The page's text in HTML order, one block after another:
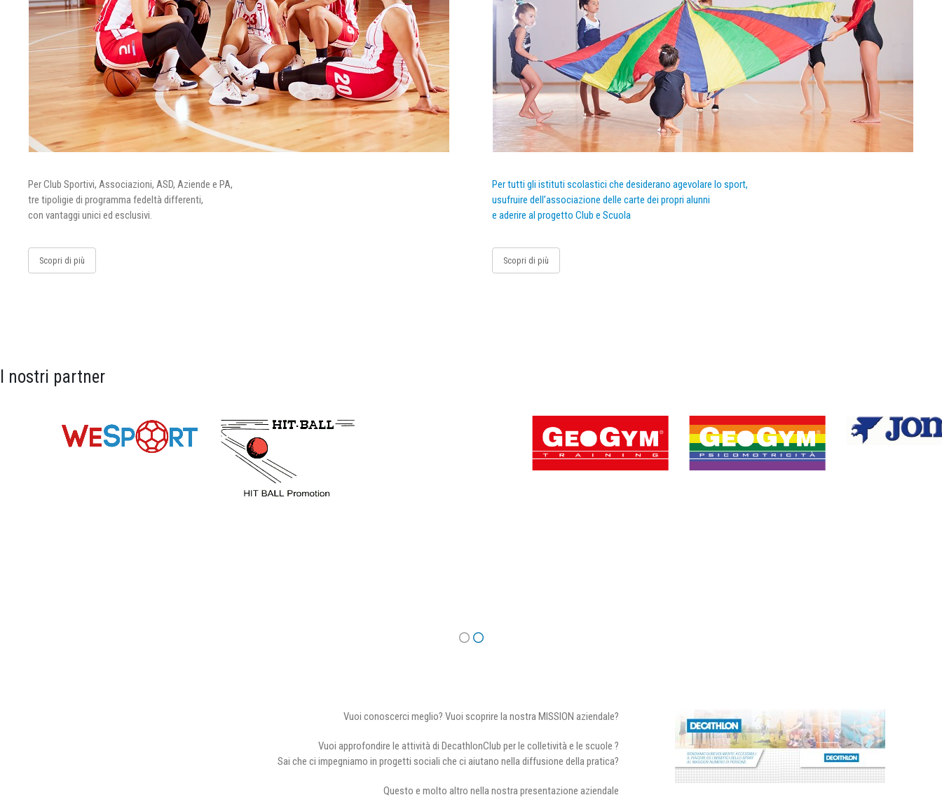
Per Club Sportivi, Associazioni, ASD, Aziende e PA,
tre tipoligie di programma fedeltà differenti,
con vantaggi unici ed esclusivi.
Scopri di più
Per tutti gli istituti scolastici che desiderano agevolare lo sport,
usufruire dell’associazione delle carte dei propri alunni
e aderire al progetto Club e Scuola
Scopri di più
I nostri partner
Vuoi conoscerci meglio? Vuoi scoprire la nostra MISSION aziendale?
Vuoi approfondire le attività di DecathlonClub per le colletività e le scuole ?
Sai che ci impegniamo in progetti sociali che ci aiutano nella diffusione della pratica?
Questo e molto altro nella nostra presentazione aziendale